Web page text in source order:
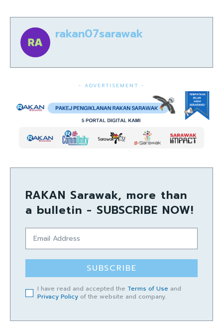
rakan07sarawak
- ADVERTISEMENT -
RAKAN Sarawak, more than
a bulletin - SUBSCRIBE NOW!
SUBSCRIBE
I have read and accepted the Terms of Use and
Privacy Policy of the website and company.